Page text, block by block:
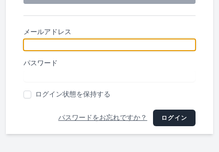
メールアドレス
パスワード
ログイン状態を保持する
パスワードをお忘れですか？ ログイン